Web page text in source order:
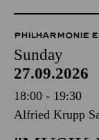
PHILHARMONIE
Sunday
27.09.2026
18:00 - 19:30
Alfried Krupp